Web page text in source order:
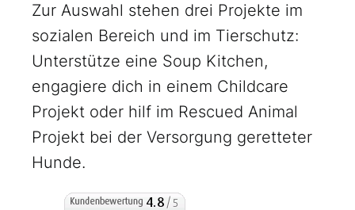
Zur Auswahl stehen drei Projekte im
sozialen Bereich und im Tierschutz:
Unterstütze eine Soup Kitchen,
engagiere dich in einem Childcare
Projekt oder hilf im Rescued Animal
Projekt bei der Versorgung geretteter
Hunde.